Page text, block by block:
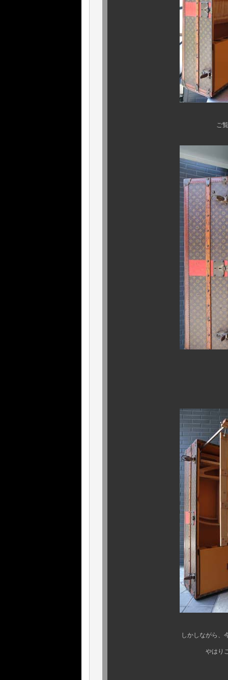
ご覧の通り、素晴ら
しかしながら、今から約80
やはりこのコンディシ